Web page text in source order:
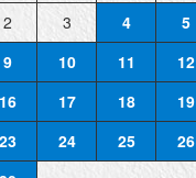
2 3 4 5
9 10 11 12
16 17 18 19
23 24 25 26